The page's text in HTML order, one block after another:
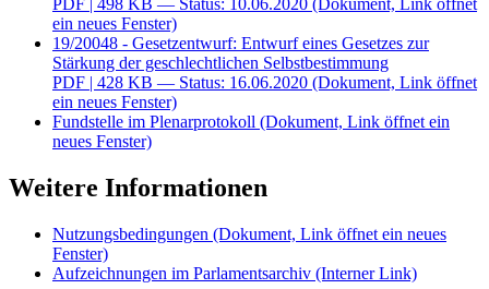
PDF | 498 KB — Status: 10.06.2020 (Dokument, Link öffnet
ein neues Fenster)
19/20048 - Gesetzentwurf: Entwurf eines Gesetzes zur
Stärkung der geschlechtlichen Selbstbestimmung
PDF | 428 KB — Status: 16.06.2020 (Dokument, Link öffnet
ein neues Fenster)
Fundstelle im Plenarprotokoll (Dokument, Link öffnet ein
neues Fenster)
Weitere Informationen
Nutzungsbedingungen (Dokument, Link öffnet ein neues
Fenster)
Aufzeichnungen im Parlamentsarchiv (Interner Link)